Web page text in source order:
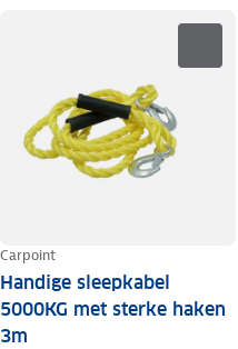
Carpoint
Handige sleepkabel
5000KG met sterke haken
3m